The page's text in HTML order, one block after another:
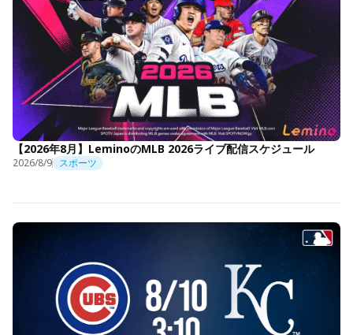
【2026年8月】LeminoのMLB 2026ライブ配信スケジュール
2026/8/9 スポーツ